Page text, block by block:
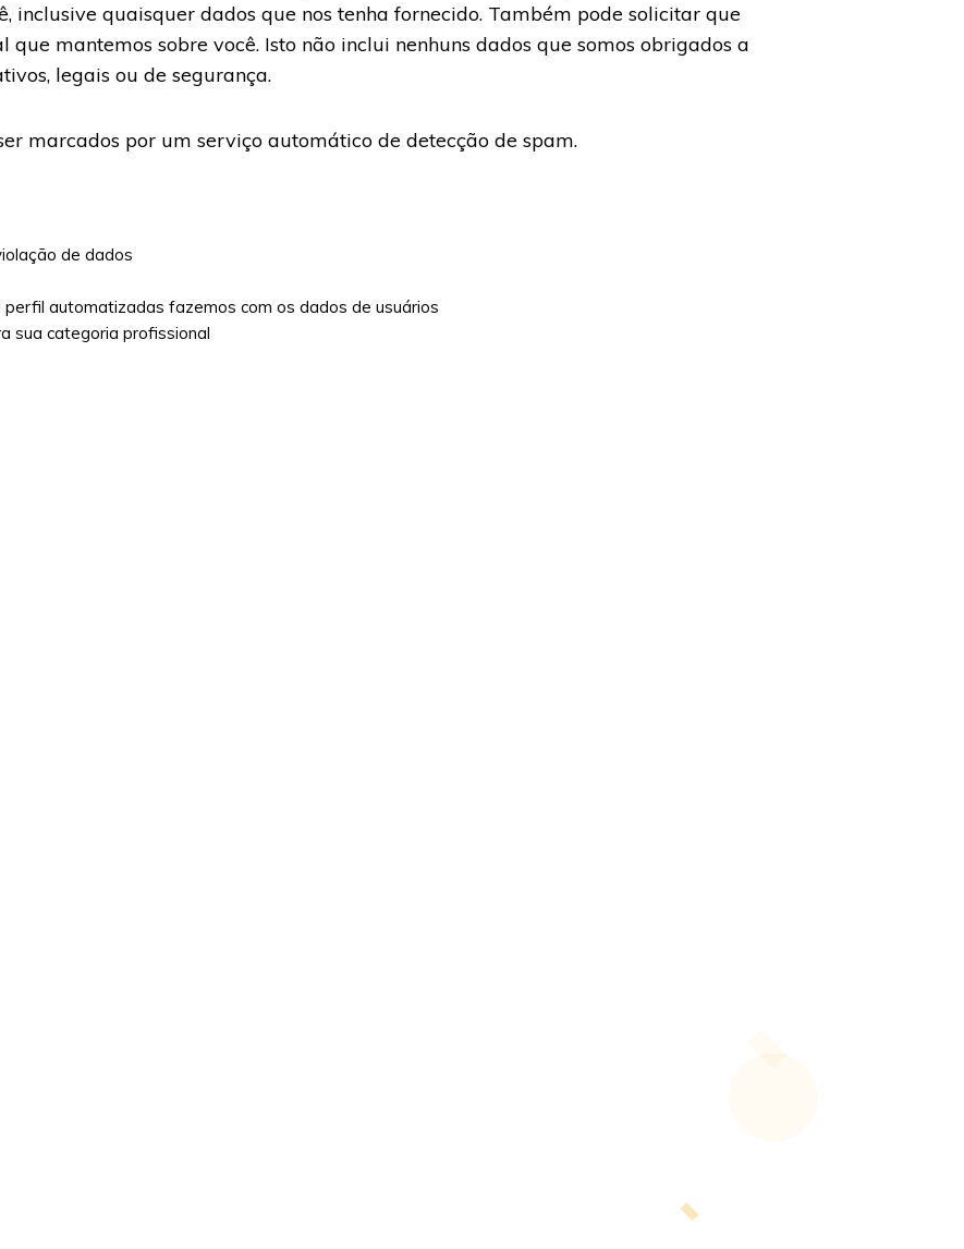
inclusive quaisquer dados que nos tenha fornecido. Também pode solicitar que
mantemos sobre você. Isto não inclui nenhuns dados que somos obrigados a
legais ou de segurança.
marcados por um serviço automático de detecção de spam.
de dados
automatizadas fazemos com os dados de usuários
sua categoria profissional